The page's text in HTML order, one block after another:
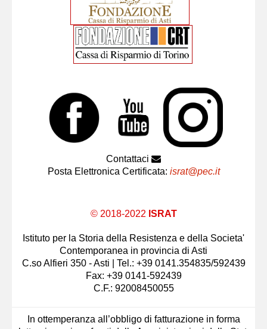
Contattaci
Posta Elettronica Certificata: israt@pec.it
© 2018-2022 ISRAT
Istituto per la Storia della Resistenza e della Societa'
Contemporanea in provincia di Asti
C.so Alfieri 350 - Asti | Tel.: +39 0141.354835/592439
Fax: +39 0141-592439
C.F.: 92008450055
In ottemperanza all’obbligo di fatturazione in forma